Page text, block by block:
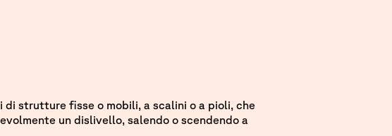
di strutture fisse o mobili, a scalini o a pioli, che
un dislivello, salendo o scendendo a